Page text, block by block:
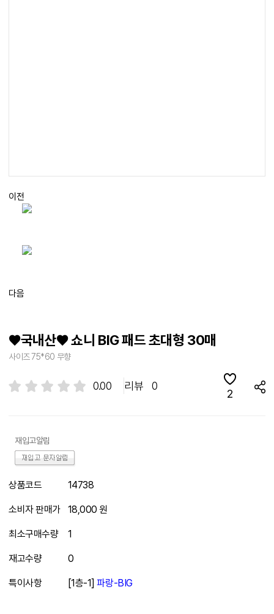
이전
다음
♥국내산♥ 쇼니 BIG 패드 초대형 30매
사이즈 75*60 무향
0.00 리뷰 0
2
재입고알림
상품코드 14738
소비자 판매가 18,000 원
최소구매수량 1
재고수량 0
특이사항 [1층-1] 파랑-BIG